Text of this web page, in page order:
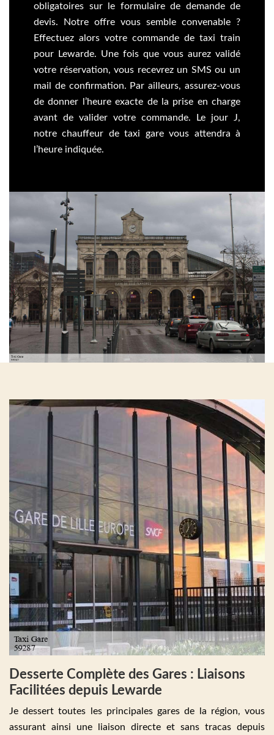
obligatoires sur le formulaire de demande de
devis. Notre offre vous semble convenable ?
Effectuez alors votre commande de taxi train
pour Lewarde. Une fois que vous aurez validé
votre réservation, vous recevrez un SMS ou un
mail de confirmation. Par ailleurs, assurez-vous
de donner l’heure exacte de la prise en charge
avant de valider votre commande. Le jour J,
notre chauffeur de taxi gare vous attendra à
l’heure indiquée.
Desserte Complète des Gares : Liaisons
Facilitées depuis Lewarde
Je dessert toutes les principales gares de la région, vous
assurant ainsi une liaison directe et sans tracas depuis